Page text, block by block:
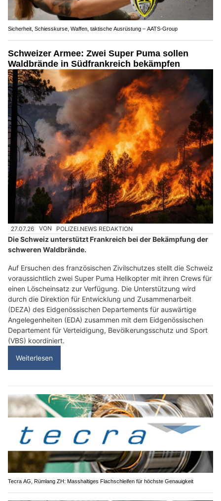
Sicherheit, Schiesskurse, Waffen, taktische Ausrüstung – AATS-Group
Schweizer Armee: Zwei Super Puma sollen
Waldbrände in Südfrankreich bekämpfen
27.07.26 VON POLIZEI.NEWS REDAKTION
Die Schweiz unterstützt Frankreich bei der Bekämpfung der
schweren Waldbrände.
Auf Ersuchen des französischen Zivilschutzes stellt die Schweiz
voraussichtlich zwei Super Puma Helikopter mit ihren Crews für
einen Löscheinsatz zur Verfügung. Die Unterstützung wird
durch die Direktion für Entwicklung und Zusammenarbeit
(DEZA) des Eidgenössischen Departements für auswärtige
Angelegenheiten (EDA) zusammen mit dem Eidgenössischen
Departement für Verteidigung, Bevölkerungsschutz und Sport
(VBS) koordiniert.
Weiterlesen
Tecra AG, Rümlang ZH: Masshaltiges Flachschleifen für höchste Genauigkeit